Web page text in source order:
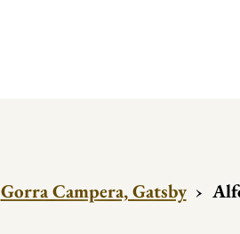
Gorra Campera, Gatsby ›